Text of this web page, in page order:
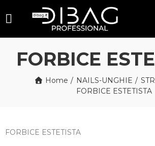
FORBICE
Home NAILS-UNGHIE
FORBICE ESTETISTA
FORBICE ESTETISTA